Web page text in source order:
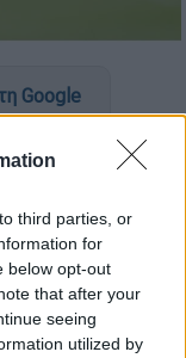
third parties, or
for
below opt-out
that after your
seeing
utilized by
Google
για το
, και
ματς